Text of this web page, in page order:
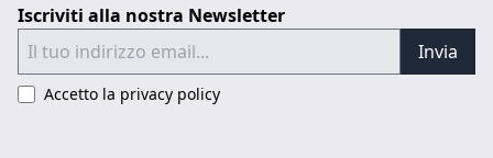
Iscriviti alla nostra Newsletter
Invia
Accetto la privacy policy